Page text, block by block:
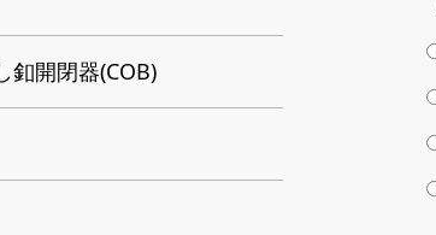
釦開閉器(COB)